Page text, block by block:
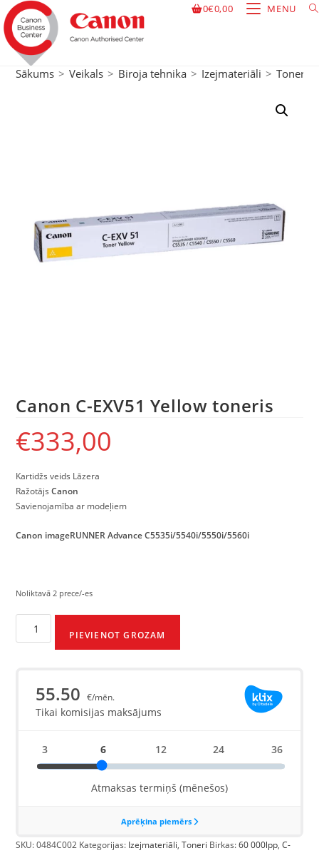
0€0,00 MENU
Sākums > Veikals > Biroja tehnika > Izejmateriāli > Toneri
Canon C-EXV51 Yellow toneris
€333,00
Kartidžs veids Lāzera
RažotājsCanon
Savienojamība ar modeļiem
Canon imageRUNNER Advance C5535i/5540i/5550i/5560i
Noliktavā 2 prece/-es
PIEVIENOT GROZAM
SKU:0484C002 Kategorijas: Izejmateriāli,Toneri Birkas:60 000lpp,C-